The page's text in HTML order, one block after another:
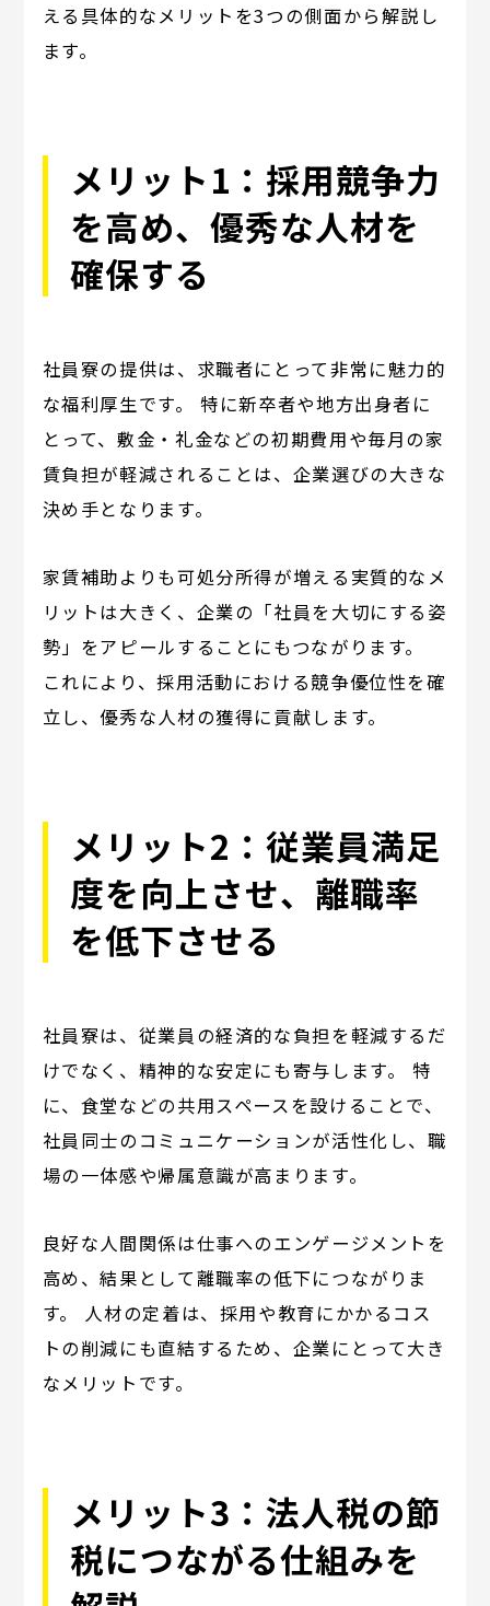
える具体的なメリットを3つの側面から解説し
ます。
メリット1：採用競争力
を高め、優秀な人材を
確保する
社員寮の提供は、求職者にとって非常に魅力的
な福利厚生です。 特に新卒者や地方出身者に
とって、敷金・礼金などの初期費用や毎月の家
賃負担が軽減されることは、企業選びの大きな
決め手となります。
家賃補助よりも可処分所得が増える実質的なメ
リットは大きく、企業の「社員を大切にする姿
勢」をアピールすることにもつながります。
これにより、採用活動における競争優位性を確
立し、優秀な人材の獲得に貢献します。
メリット2：従業員満足
度を向上させ、離職率
を低下させる
社員寮は、従業員の経済的な負担を軽減するだ
けでなく、精神的な安定にも寄与します。 特
に、食堂などの共用スペースを設けることで、
社員同士のコミュニケーションが活性化し、職
場の一体感や帰属意識が高まります。
良好な人間関係は仕事へのエンゲージメントを
高め、結果として離職率の低下につながりま
す。 人材の定着は、採用や教育にかかるコス
トの削減にも直結するため、企業にとって大き
なメリットです。
メリット3：法人税の節
税につながる仕組みを